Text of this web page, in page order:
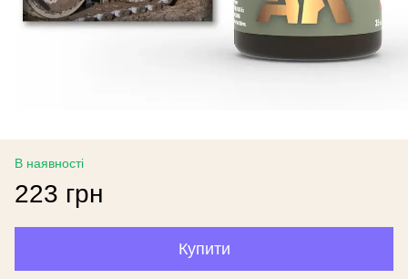
В наявності
223 грн
Купити